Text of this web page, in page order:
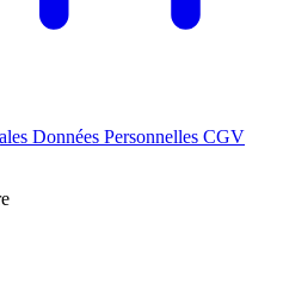
Données Personnelles CGV